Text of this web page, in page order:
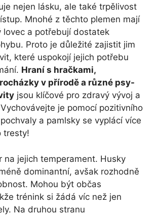
nejen lásku, ale také trpělivost
Mnohé z těchto plemen mají
lovec a potřebují dostatek
Proto je důležité zajistit jim
které uspokojí jejich potřebu
Hraní s hračkami,
v přírodě a různé psy-
jsou klíčové pro zdravý vývoj a
je pomocí pozitivního
a pamlsky se vyplácí více
tresty!
na jejich temperament. Husky
dominantní, avšak rozhodně
Mohou být občas
trénink si žádá víc než jen
Na druhou stranu